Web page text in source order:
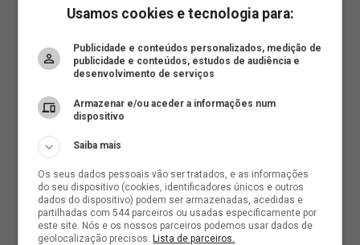
Usamos cookies e tecnologia para:
Publicidade e conteúdos personalizados, medição de
publicidade e conteúdos, estudos de audiência e
desenvolvimento de serviços
Armazenar e/ou aceder a informações num
dispositivo
Saiba mais
Os seus dados pessoais vão ser tratados, e as informações
do seu dispositivo (cookies, identificadores únicos e outros
dados do dispositivo) podem ser armazenadas, acedidas e
partilhadas com 544 parceiros ou usadas especificamente por
este site. Nós e os nossos parceiros podemos usar dados de
geolocalização precisos.Lista de parceiros.